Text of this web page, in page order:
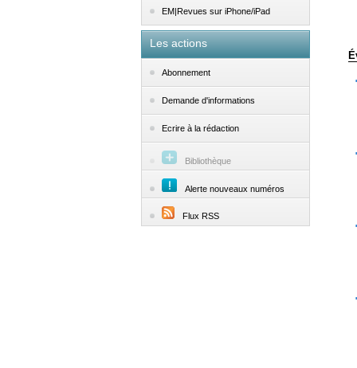
EM|Revues sur iPhone/iPad
Les actions
Abonnement
Demande d'informations
Ecrire à la rédaction
Bibliothèque
Alerte nouveaux numéros
Flux RSS